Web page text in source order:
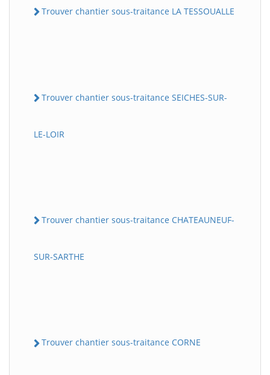
Trouver chantier sous-traitance LA TESSOUALLE
Trouver chantier sous-traitance SEICHES-SUR-
LE-LOIR
Trouver chantier sous-traitance CHATEAUNEUF-
SUR-SARTHE
Trouver chantier sous-traitance CORNE